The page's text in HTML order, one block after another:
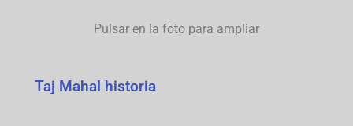
Pulsar en la foto para ampliar
Taj Mahal historia